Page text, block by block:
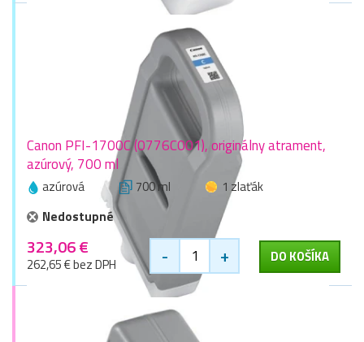
Canon PFI-1700C (0776C001), originálny atrament,
azúrový, 700 ml
azúrová 700 ml
1 zlaťák
Nedostupné
323,06 €
262,65 € bez DPH - + DO KOŠÍKA